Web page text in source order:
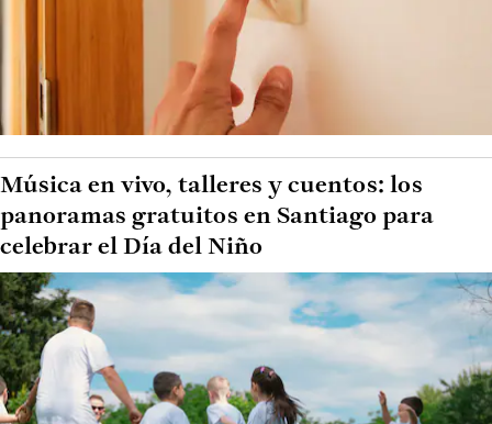
Música en vivo, talleres y cuentos: los
panoramas gratuitos en Santiago para
celebrar el Día del Niño